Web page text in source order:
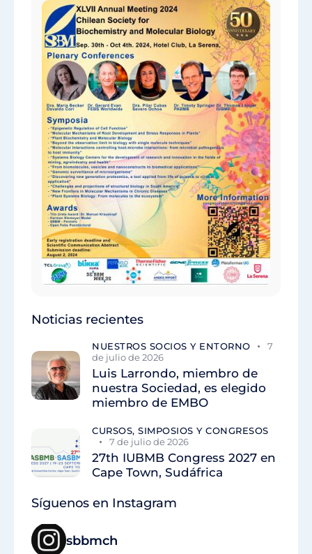
Noticias recientes
NUESTROS SOCIOS Y ENTORNO
7
de julio de 2026
Luis Larrondo, miembro de
nuestra Sociedad, es elegido
miembro de EMBO
CURSOS, SIMPOSIOS Y CONGRESOS
7 de julio de 2026
27th IUBMB Congress 2027 en
Cape Town, Sudáfrica
Síguenos en Instagram
sbbmch